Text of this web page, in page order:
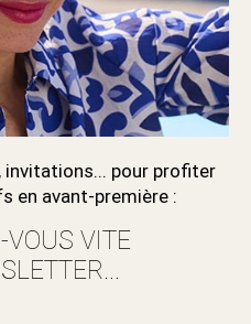
invitations... pour profiter
en avant-première :
VOUS VITE